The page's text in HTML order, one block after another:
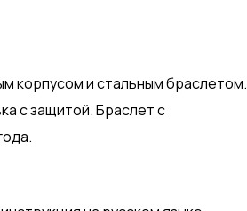
корпусом и стальным браслетом.
с защитой. Браслет с